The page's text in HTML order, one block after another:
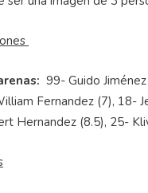
99- Guido
Fernandez (7), 18-
Hernandez (8.5), 25-